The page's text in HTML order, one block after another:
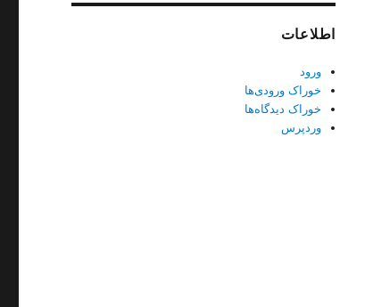
اطلاعات
ورود
خوراک ورودی‌ها
خوراک دیدگاه‌ها
وردپرس